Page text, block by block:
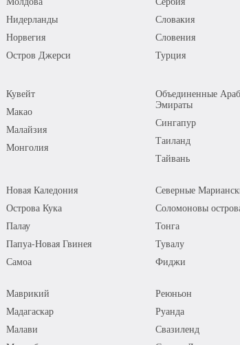
Нидерланды
Норвегия
Остров Джерси
Словакия
Словения
Турция
Кувейт
Макао
Малайзия
Монголия
Объединенные
Эмираты
Сингапур
Таиланд
Тайвань
Новая Каледония
Острова Кука
Палау
Папуа-Новая Гвинея
Самоа
Северные
Соломоновы
Тонга
Тувалу
Фиджи
Маврикий
Мадагаскар
Малави
Реюньон
Руанда
Свазиленд